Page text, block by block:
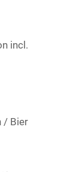
incl.
/ Bier